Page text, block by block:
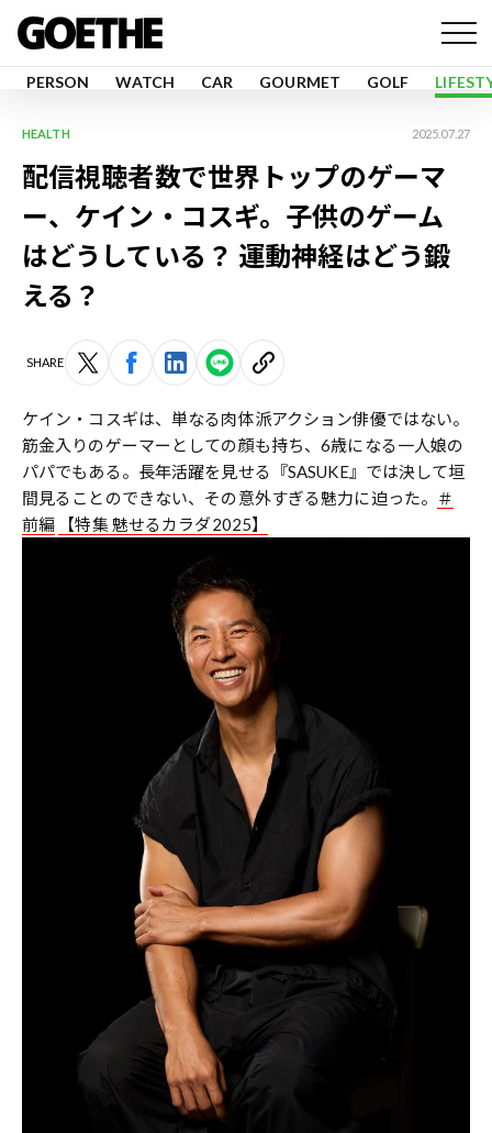
PERSON WATCH CAR GOURMET GOLF
HEALTH 2025.07.27
配信視聴者数で世界トップのゲーマ
ー、ケイン・コスギ。子供のゲーム
はどうしている？ 運動神経はどう鍛
える？
SHARE
ケイン・コスギは、単なる肉体派アクション俳優ではない。
筋金入りのゲーマーとしての顔も持ち、6歳になる一人娘の
パパでもある。長年活躍を見せる『SASUKE』では決して垣
間見ることのできない、その意外すぎる魅力に迫った。
＃
前編
【特集 魅せるカラダ2025】